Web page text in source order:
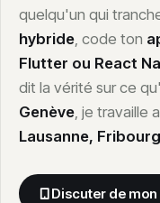
Checklist 15
Checklist
Calculateur
quelqu'un qui
hybride, code ton
Flutter ou React
dit la vérité sur ce
Genève, je travaille
Lausanne,
Discuter de mon